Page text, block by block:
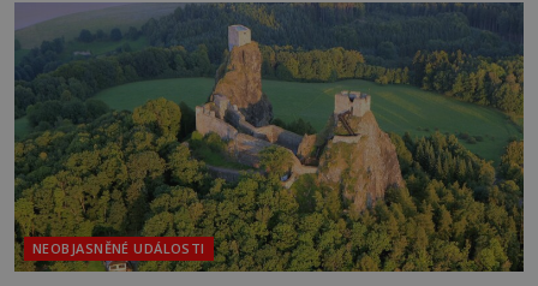
následovat. Vstupujeme na pláž Dumas ve městě
Surat. Gu
NEOBJASNĚNÉ UDÁLOSTI